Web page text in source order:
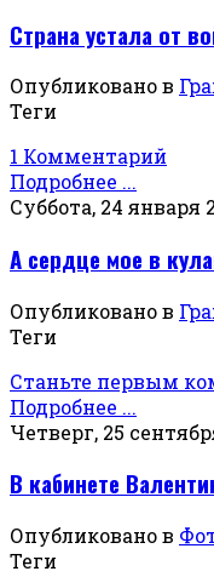
Страна устала от
Опубликовано в
Теги
1 Комментарий
Подробнее ...
Суббота, 24 января
А сердце мое в
Опубликовано в
Теги
Станьте первым
Подробнее ...
Четверг, 25
В кабинете
Опубликовано в
Теги